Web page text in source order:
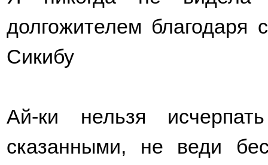
долгожителем благодаря
Сикибу
Ай-ки нельзя
сказанными, не веди